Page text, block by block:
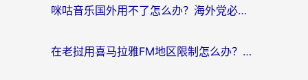
咪咕音乐国外用不了怎么办？海外党必备的国内内容访问全攻略
在老挝用喜马拉雅FM地区限制怎么办？海外党亲测有效的回国加速方案